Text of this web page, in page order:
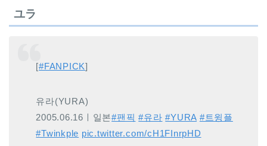
ユラ
[#FANPICK]
유라(YURA)
2005.06.16ㅣ일본#팬픽 #유라 #YURA #트윙플
#Twinkple pic.twitter.com/cH1FInrpHD